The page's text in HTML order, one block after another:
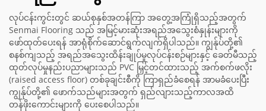
လုပ်ငန်းကွင်းတွင် ဆယ်စုနှစ်အတန်ကြာ အတွေ့အကြုံရှိသည့်အတွက်
Senmai Flooring သည် အမြင့်မားဆုံးအရည်အသွေးစံနှုန်းများကို
ဖော်ထုတ်ပေးရန် အာရုံစိုက်ဆောင်ရွက်လျက်ရှိပါသည်။ ကျွန်ုပ်တို့၏
စနစ်ကျသည့် အရည်အသွေးထိန်းချုပ်မှုလုပ်ငန်းစဉ်များနှင့် ခေတ်မီသည့်
ထုတ်လုပ်မှုနည်းပညာများသည် PVC မြှင့်တင်ထားသည့် အက်စက်ဖလိုး
(raised access floor) တစ်ခုချင်းစီကို ကြာရှည်ခံစေရန် အာမခံပေးပြီး
ကျွန်ုပ်တို့၏ ဖောက်သည်များအတွက် ရှည်လျားသည့်ကာလအထိ
တန်ဖိုးကောင်းများကို ပေးစေပါသည်။